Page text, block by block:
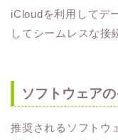
iCloudを利用してデ
してシームレスな接
ソフトウェア
推奨されるソフトウ